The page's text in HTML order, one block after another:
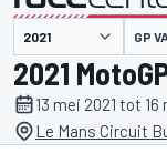
gepresenteerd door GP
2021
13 mei 2021 tot 16
Le Mans Circuit